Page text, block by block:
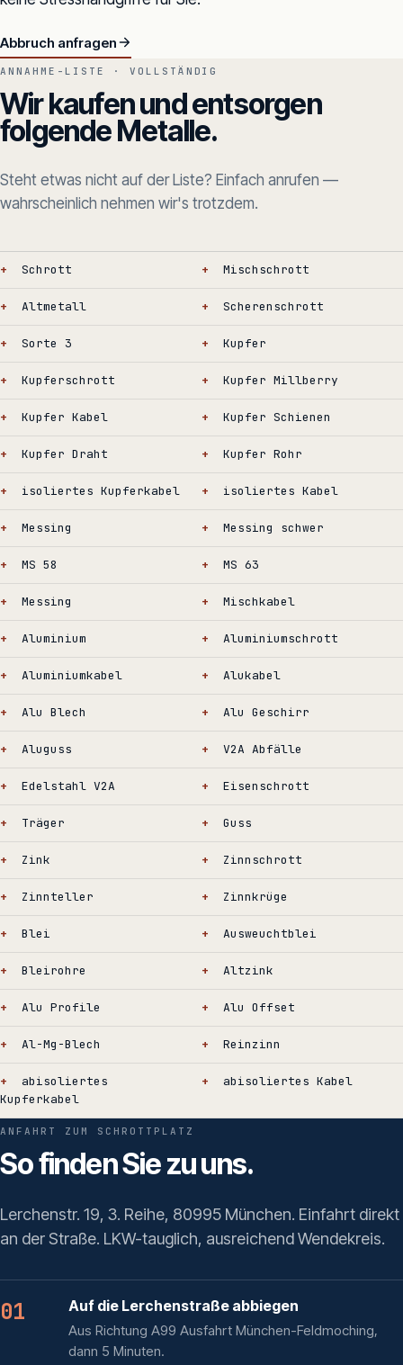
Abbruch anfragen
ANNAHME-LISTE · VOLLSTÄNDIG
Wir kaufen und entsorgen
folgende Metalle.
Steht etwas nicht auf der Liste? Einfach anrufen —
wahrscheinlich nehmen wir's trotzdem.
Schrott Mischschrott
Altmetall Scherenschrott
Sorte 3 Kupfer
Kupferschrott Kupfer Millberry
Kupfer Kabel Kupfer Schienen
Kupfer Draht Kupfer Rohr
isoliertes Kupferkabel isoliertes Kabel
Messing Messing schwer
MS 58 MS 63
Messing Mischkabel
Aluminium Aluminiumschrott
Aluminiumkabel Alukabel
Alu Blech Alu Geschirr
Aluguss V2A Abfälle
Edelstahl V2A Eisenschrott
Träger Guss
Zink Zinnschrott
Zinnteller Zinnkrüge
Blei Ausweuchtblei
Bleirohre Altzink
Alu Profile Alu Offset
Al-Mg-Blech Reinzinn
abisoliertes
Kupferkabel
abisoliertes Kabel
ANFAHRT ZUM SCHROTTPLATZ
So finden Sie zu uns.
Lerchenstr. 19, 3. Reihe, 80995 München. Einfahrt direkt
an der Straße. LKW-tauglich, ausreichend Wendekreis.
01 Auf die Lerchenstraße abbiegen
Aus Richtung A99 Ausfahrt München-Feldmoching,
dann 5 Minuten.